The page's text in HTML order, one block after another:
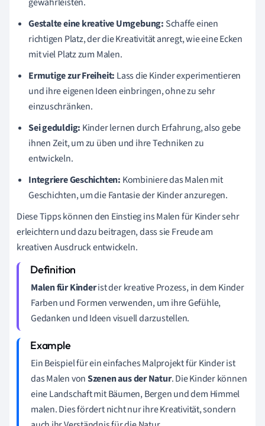
Gestalte eine kreative Umgebung: Schaffe einen
richtigen Platz, der die Kreativität anregt, wie eine Ecken
mit viel Platz zum Malen.
Ermutige zur Freiheit: Lass die Kinder experimentieren
und ihre eigenen Ideen einbringen, ohne zu sehr
einzuschränken.
Sei geduldig: Kinder lernen durch Erfahrung, also gebe
ihnen Zeit, um zu üben und ihre Techniken zu
entwickeln.
Integriere Geschichten: Kombiniere das Malen mit
Geschichten, um die Fantasie der Kinder anzuregen.
Diese Tipps können den Einstieg ins Malen für Kinder sehr
erleichtern und dazu beitragen, dass sie Freude am
kreativen Ausdruck entwickeln.
Malen für Kinderist der kreative Prozess, in dem Kinder
Farben und Formen verwenden, um ihre Gefühle,
Gedanken und Ideen visuell darzustellen.
Ein Beispiel für ein einfaches Malprojekt für Kinder ist
das Malen vonSzenen aus der Natur. Die Kinder können
eine Landschaft mit Bäumen, Bergen und dem Himmel
malen. Dies fördert nicht nur ihre Kreativität, sondern